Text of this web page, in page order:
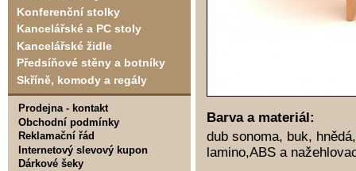
Konferenční stolky
Kancelářské a PC stoly
Kancelářské židle
Předsíňové stěny a botníky
Skříně, komody a regály
Prodejna - kontakt
Obchodní podmínky
Reklamační řád
Internetový slevový kupon
Dárkové šeky
Barva a materiál:
dub sonoma, buk,
lamino,ABS a